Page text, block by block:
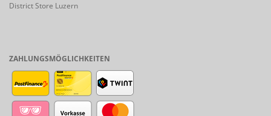
District Store Luzern
ZAHLUNGSMÖGLICHKEITEN